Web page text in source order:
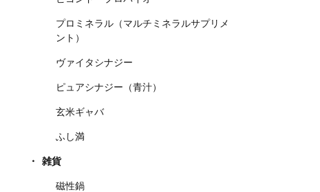
プロミネラル（マルチミネラルサプリメ
ント）
ヴァイタシナジー
ピュアシナジー（青汁）
玄米ギャバ
ふし満
雑貨
磁性鍋